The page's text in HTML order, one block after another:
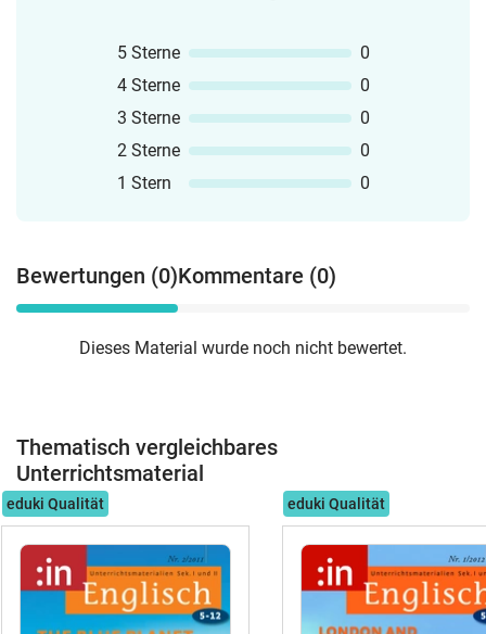
5 Sterne
0
4 Sterne
0
3 Sterne
0
2 Sterne
0
1 Stern
0
Bewertungen (0)Kommentare (0)
Dieses Material wurde noch nicht bewertet.
Thematisch vergleichbares
Unterrichtsmaterial
eduki Qualität eduki Qualität